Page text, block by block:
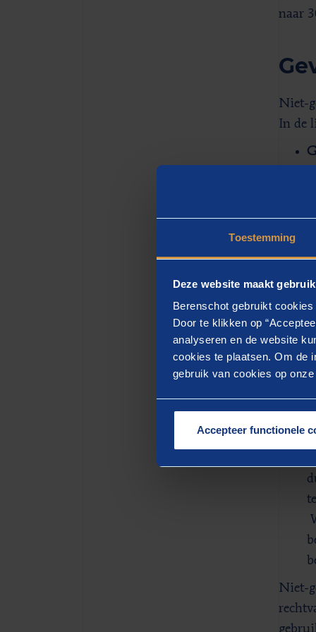
Toestemming
Deze website maakt
Berenschot gebruikt
Door te klikken op
analyseren en de website
cookies te plaatsen. Om de
gebruik van cookies op
Accepteer functionele
naar
Niet-
In de
Niet-